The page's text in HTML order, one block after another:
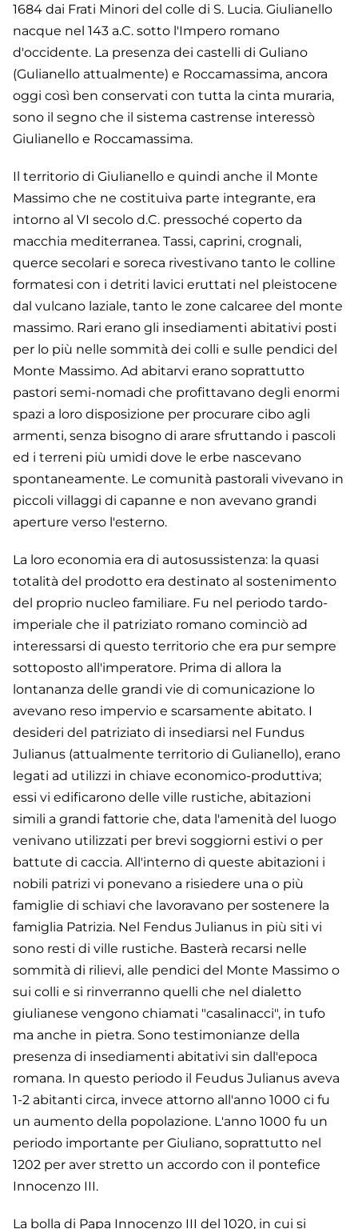
1684 dai Frati Minori del colle di S. Lucia. Giulianello
nacque nel 143 a.C. sotto l'Impero romano
d'occidente. La presenza dei castelli di Guliano
(Gulianello attualmente) e Roccamassima, ancora
oggi così ben conservati con tutta la cinta muraria,
sono il segno che il sistema castrense interessò
Giulianello e Roccamassima.
Il territorio di Giulianello e quindi anche il Monte
Massimo che ne costituiva parte integrante, era
intorno al VI secolo d.C. pressoché coperto da
macchia mediterranea. Tassi, caprini, crognali,
querce secolari e soreca rivestivano tanto le colline
formatesi con i detriti lavici eruttati nel pleistocene
dal vulcano laziale, tanto le zone calcaree del monte
massimo. Rari erano gli insediamenti abitativi posti
per lo più nelle sommità dei colli e sulle pendici del
Monte Massimo. Ad abitarvi erano soprattutto
pastori semi-nomadi che profittavano degli enormi
spazi a loro disposizione per procurare cibo agli
armenti, senza bisogno di arare sfruttando i pascoli
ed i terreni più umidi dove le erbe nascevano
spontaneamente. Le comunità pastorali vivevano in
piccoli villaggi di capanne e non avevano grandi
aperture verso l'esterno.
La loro economia era di autosussistenza: la quasi
totalità del prodotto era destinato al sostenimento
del proprio nucleo familiare. Fu nel periodo tardo-
imperiale che il patriziato romano cominciò ad
interessarsi di questo territorio che era pur sempre
sottoposto all'imperatore. Prima di allora la
lontananza delle grandi vie di comunicazione lo
avevano reso impervio e scarsamente abitato. I
desideri del patriziato di insediarsi nel Fundus
Julianus (attualmente territorio di Gulianello), erano
legati ad utilizzi in chiave economico-produttiva;
essi vi edificarono delle ville rustiche, abitazioni
simili a grandi fattorie che, data l'amenità del luogo
venivano utilizzati per brevi soggiorni estivi o per
battute di caccia. All'interno di queste abitazioni i
nobili patrizi vi ponevano a risiedere una o più
famiglie di schiavi che lavoravano per sostenere la
famiglia Patrizia. Nel Fendus Julianus in più siti vi
sono resti di ville rustiche. Basterà recarsi nelle
sommità di rilievi, alle pendici del Monte Massimo o
sui colli e si rinverranno quelli che nel dialetto
giulianese vengono chiamati "casalinacci", in tufo
ma anche in pietra. Sono testimonianze della
presenza di insediamenti abitativi sin dall'epoca
romana. In questo periodo il Feudus Julianus aveva
1-2 abitanti circa, invece attorno all'anno 1000 ci fu
un aumento della popolazione. L'anno 1000 fu un
periodo importante per Giuliano, soprattutto nel
1202 per aver stretto un accordo con il pontefice
Innocenzo III.
La bolla di Papa Innocenzo III del 1020, in cui si